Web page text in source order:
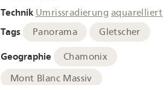
Technik Umrissradierung aquarelliert
Tags Panorama Gletscher
Geographie
Chamonix
Mont Blanc Massiv